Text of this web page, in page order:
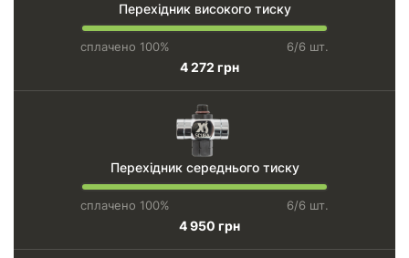
Перехідник високого тиску
сплачено 100% 6/6 шт.
4 272 грн
Перехідник середнього тиску
сплачено 100% 6/6 шт.
4 950 грн